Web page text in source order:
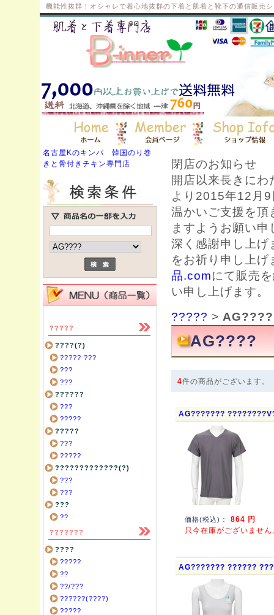
機能性抜群！オシャレで着心地抜群の下着と肌着と靴下の通信販売
閉店のお知らせ
開店以来長きに
より2015年12月
温かいご支援を頂
ますようお願い
深く感謝申し上げ
をお祈り申し上
品.comにて販売
い申し上げます。
????? > AG????
AG????
4件の商品がございます。
AG???????
価格(税込) ： 864 円
只今在庫がございません
AG??????? ??????
名古屋Kのキンパ 韓国のり巻
きと骨付きチキン専門店
?????
????(?)
????? ???
???
???
??????
???
?????
?????
???
?????
?????????????(?)
???
???
???
??
???????
????
?????
??
??/???
??????(????)
?????